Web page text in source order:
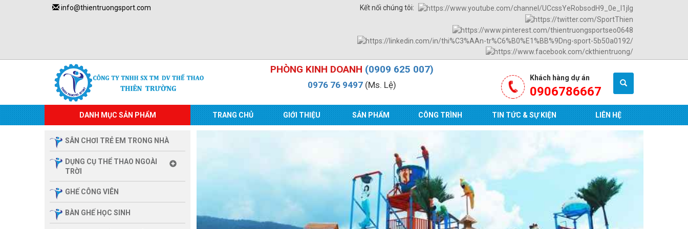
info@thientruongsport.com Kết nối chúng tôi:
PHÒNG KINH DOANH (0909 625 007)
0976 76 9497(Ms. Lệ)
Khách hàng dự án
0906786667
DANH MỤC SẢN PHẨM TRANG CHỦ GIỚI THIỆU SẢN PHẨM CÔNG TRÌNH TIN TỨC & SỰ KIỆN LIÊN HỆ
SÂN CHƠI TRẺ EM TRONG NHÀ
DỤNG CỤ THỂ THAO NGOÀI
TRỜI
GHẾ CÔNG VIÊN
BÀN GHẾ HỌC SINH